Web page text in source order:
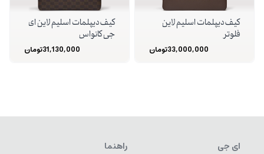
کیف دیپلمات اسلیم لاین
فلوتر
33,000,000تومان
کیف دیپلمات اسلیم لاین ای
جی کانواس
31,130,000تومان
ای جی
راهنما